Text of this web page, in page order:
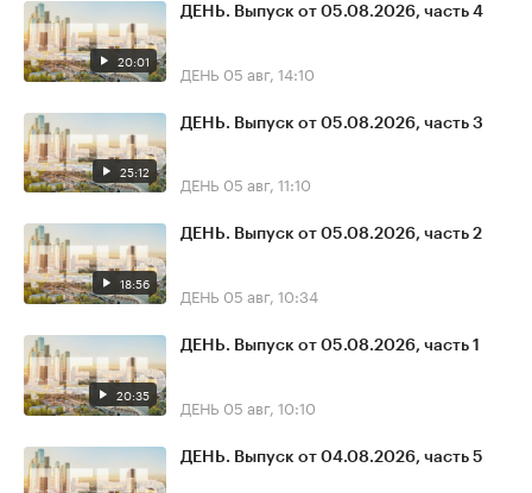
20:01
ДЕНЬ. Выпуск от 05.08.2026, часть 4
ДЕНЬ 05 авг, 14:10
25:12
ДЕНЬ. Выпуск от 05.08.2026, часть 3
ДЕНЬ 05 авг, 11:10
18:56
ДЕНЬ. Выпуск от 05.08.2026, часть 2
ДЕНЬ 05 авг, 10:34
20:35
ДЕНЬ. Выпуск от 05.08.2026, часть 1
ДЕНЬ 05 авг, 10:10
ДЕНЬ. Выпуск от 04.08.2026, часть 5